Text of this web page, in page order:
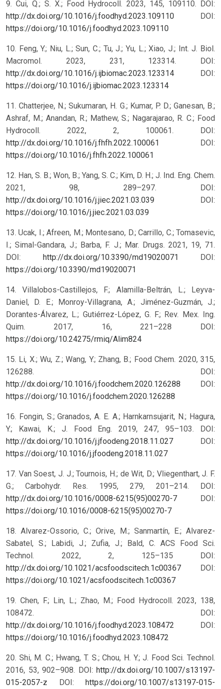
9. Cui, Q.; S. X.; Food Hydrocoll. 2023, 145, 109110. DOI:
http://dx.doi.org/10.1016/j.foodhyd.2023.109110
DOI:
https://doi.org/10.1016/j.foodhyd.2023.109110
10. Feng, Y.; Niu, L.; Sun, C.; Tu, J.; Yu, L.; Xiao, J.; Int. J. Biol.
Macromol. 2023, 231, 123314. DOI:
http://dx.doi.org/10.1016/j.ijbiomac.2023.123314
DOI:
https://doi.org/10.1016/j.ijbiomac.2023.123314
11. Chatterjee, N.; Sukumaran, H. G.; Kumar, P. D.; Ganesan, B.;
Ashraf, M.; Anandan, R.; Mathew, S.; Nagarajarao, R. C.; Food
Hydrocoll. 2022, 2, 100061. DOI:
http://dx.doi.org/10.1016/j.fhfh.2022.100061
DOI:
https://doi.org/10.1016/j.fhfh.2022.100061
12. Han, S. B.; Won, B.; Yang, S. C.; Kim, D. H.; J. Ind. Eng. Chem.
2021, 98, 289–297. DOI:
http://dx.doi.org/10.1016/j.jiec.2021.03.039
DOI:
https://doi.org/10.1016/j.jiec.2021.03.039
13. Ucak, I.; Afreen, M.; Montesano, D.; Carrillo, C.; Tomasevic,
I.; Simal-Gandara, J.; Barba, F. J.; Mar. Drugs. 2021, 19, 71.
DOI: http://dx.doi.org/10.3390/md19020071
DOI:
https://doi.org/10.3390/md19020071
14. Villalobos-Castillejos, F.; Alamilla-Beltrán, L.; Leyva-
Daniel, D. E.; Monroy-Villagrana, A.; Jiménez-Guzmán, J.;
Dorantes-Álvarez, L.; Gutiérrez-López, G. F.; Rev. Mex. Ing.
Quim. 2017, 16, 221–228 DOI:
https://doi.org/10.24275/rmiq/Alim824
15. Li, X.; Wu, Z.; Wang, Y.; Zhang, B.; Food Chem. 2020, 315,
126288. DOI:
http://dx.doi.org/10.1016/j.foodchem.2020.126288
DOI:
https://doi.org/10.1016/j.foodchem.2020.126288
16. Fongin, S.; Granados, A. E. A.; Harnkarnsujarit, N.; Hagura,
Y.; Kawai, K.; J. Food Eng. 2019, 247, 95–103. DOI:
http://dx.doi.org/10.1016/j.jfoodeng.2018.11.027
DOI:
https://doi.org/10.1016/j.jfoodeng.2018.11.027
17. Van Soest, J. J.; Tournois, H.; de Wit, D.; Vliegenthart, J. F.
G.; Carbohydr. Res. 1995, 279, 201–214. DOI:
http://dx.doi.org/10.1016/0008-6215(95)00270-7
DOI:
https://doi.org/10.1016/0008-6215(95)00270-7
18. Alvarez-Ossorio, C.; Orive, M.; Sanmartín, E.; Alvarez-
Sabatel, S.; Labidi, J.; Zufia, J.; Bald, C. ACS Food Sci.
Technol. 2022, 2, 125–135 DOI:
http://dx.doi.org/10.1021/acsfoodscitech.1c00367
DOI:
https://doi.org/10.1021/acsfoodscitech.1c00367
19. Chen, F.; Lin, L.; Zhao, M.; Food Hydrocoll. 2023, 138,
108472. DOI:
http://dx.doi.org/10.1016/j.foodhyd.2023.108472
DOI:
https://doi.org/10.1016/j.foodhyd.2023.108472
20. Shi, M. C.; Hwang, T. S.; Chou, H. Y.; J. Food Sci. Technol.
2016, 53, 902–908. DOI: http://dx.doi.org/10.1007/s13197-
015-2057-z
DOI: https://doi.org/10.1007/s13197-015-